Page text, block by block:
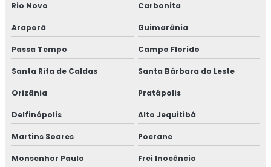
Rio Novo Carbonita
Araporã Guimarânia
Passa Tempo Campo Florido
Santa Rita de Caldas Santa Bárbara do Leste
Orizânia Pratápolis
Delfinópolis Alto Jequitibá
Martins Soares Pocrane
Monsenhor Paulo Frei Inocêncio